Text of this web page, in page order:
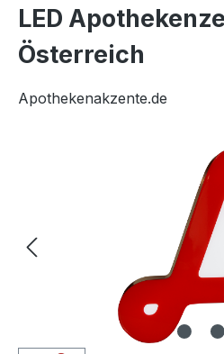
LED
Österreich
Apothekenakzente.de